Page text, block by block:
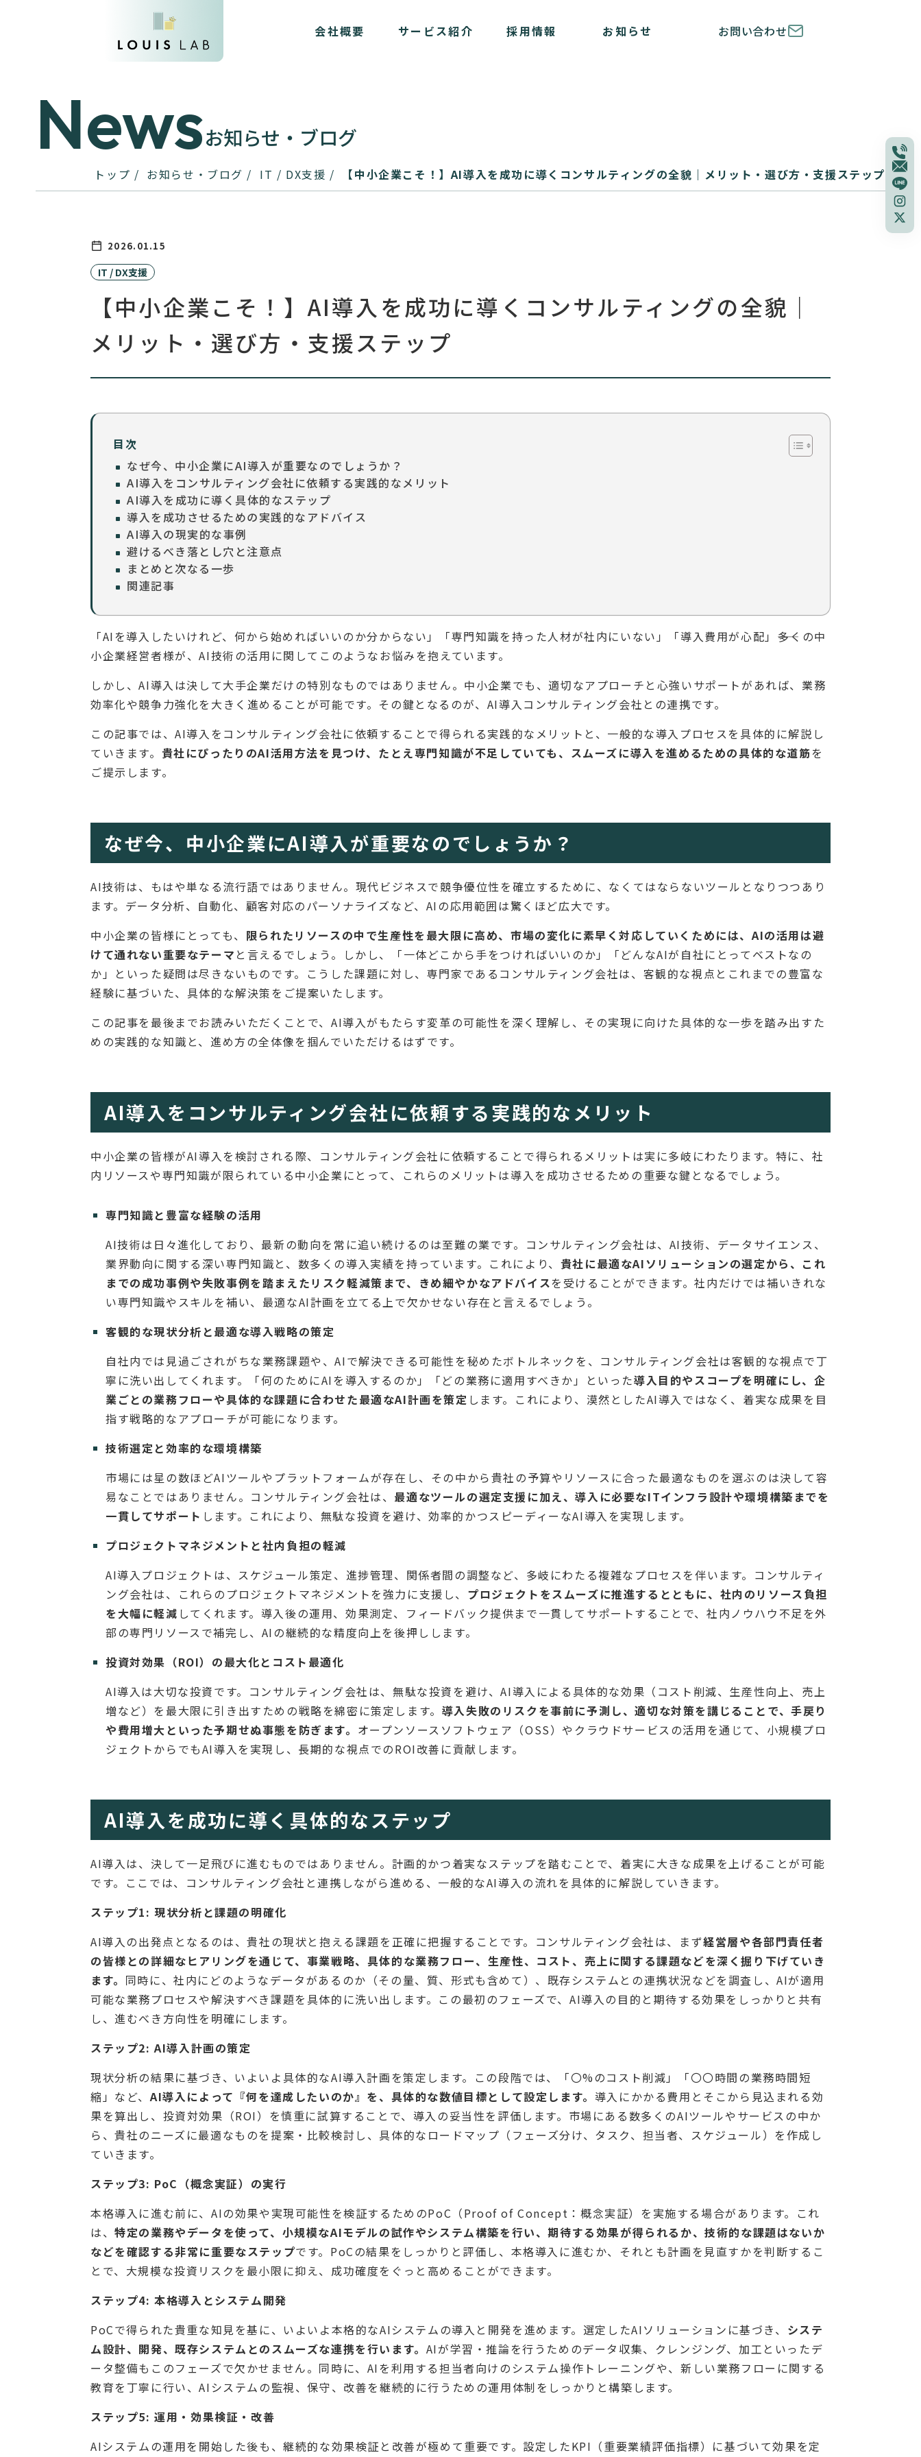
会社概要 サービス紹介 採用情報 お知らせ お問い合わせ
Newsお知らせ・ブログ
トップ お知らせ・ブログ IT / DX支援 【中小企業こそ！】AI導入を成功に導くコンサルティングの全貌｜メリット・選び方・支援ステップ
2026.01.15
IT / DX支援
【中小企業こそ！】AI導入を成功に導くコンサルティングの全貌｜
メリット・選び方・支援ステップ
目次
なぜ今、中小企業にAI導入が重要なのでしょうか？
AI導入をコンサルティング会社に依頼する実践的なメリット
AI導入を成功に導く具体的なステップ
導入を成功させるための実践的なアドバイス
AI導入の現実的な事例
避けるべき落とし穴と注意点
まとめと次なる一歩
関連記事
「AIを導入したいけれど、何から始めればいいのか分からない」「専門知識を持った人材が社内にいない」「導入費用が心配」――多くの中
小企業経営者様が、AI技術の活用に関してこのようなお悩みを抱えています。
しかし、AI導入は決して大手企業だけの特別なものではありません。中小企業でも、適切なアプローチと心強いサポートがあれば、業務
効率化や競争力強化を大きく進めることが可能です。その鍵となるのが、AI導入コンサルティング会社との連携です。
この記事では、AI導入をコンサルティング会社に依頼することで得られる実践的なメリットと、一般的な導入プロセスを具体的に解説し
ていきます。 貴社にぴったりのAI活用方法を見つけ、たとえ専門知識が不足していても、スムーズに導入を進めるための具体的な道筋を
ご提示します。
なぜ今、中小企業にAI導入が重要なのでしょうか？
AI技術は、もはや単なる流行語ではありません。現代ビジネスで競争優位性を確立するために、なくてはならないツールとなりつつあり
ます。データ分析、自動化、顧客対応のパーソナライズなど、AIの応用範囲は驚くほど広大です。
中小企業の皆様にとっても、 限られたリソースの中で生産性を最大限に高め、市場の変化に素早く対応していくためには、AIの活用は避
けて通れない重要なテーマ と言えるでしょう。しかし、「一体どこから手をつければいいのか」「どんなAIが自社にとってベストなの
か」といった疑問は尽きないものです。こうした課題に対し、専門家であるコンサルティング会社は、客観的な視点とこれまでの豊富な
経験に基づいた、具体的な解決策をご提案いたします。
この記事を最後までお読みいただくことで、AI導入がもたらす変革の可能性を深く理解し、その実現に向けた具体的な一歩を踏み出すた
めの実践的な知識と、進め方の全体像を掴んでいただけるはずです。
AI導入をコンサルティング会社に依頼する実践的なメリット
中小企業の皆様がAI導入を検討される際、コンサルティング会社に依頼することで得られるメリットは実に多岐にわたります。特に、社
内リソースや専門知識が限られている中小企業にとって、これらのメリットは導入を成功させるための重要な鍵となるでしょう。
専門知識と豊富な経験の活用
AI技術は日々進化しており、最新の動向を常に追い続けるのは至難の業です。コンサルティング会社は、AI技術、データサイエンス、
業界動向に関する深い専門知識と、数多くの導入実績を持っています。これにより、 貴社に最適なAIソリューションの選定から、これ
までの成功事例や失敗事例を踏まえたリスク軽減策まで、きめ細やかなアドバイスを受けることができます。社内だけでは補いきれな
い専門知識やスキルを補い、最適なAI計画を立てる上で欠かせない存在と言えるでしょう。
客観的な現状分析と最適な導入戦略の策定
自社内では見過ごされがちな業務課題や、AIで解決できる可能性を秘めたボトルネックを、コンサルティング会社は客観的な視点で丁
寧に洗い出してくれます。「何のためにAIを導入するのか」「どの業務に適用すべきか」といった導入目的やスコープを明確にし、企
業ごとの業務フローや具体的な課題に合わせた最適なAI計画を策定 します。これにより、漠然としたAI導入ではなく、着実な成果を目
指す戦略的なアプローチが可能になります。
技術選定と効率的な環境構築
市場には星の数ほどAIツールやプラットフォームが存在し、その中から貴社の予算やリソースに合った最適なものを選ぶのは決して容
易なことではありません。コンサルティング会社は、 最適なツールの選定支援に加え、導入に必要なITインフラ設計や環境構築までを
一貫してサポート します。これにより、無駄な投資を避け、効率的かつスピーディーなAI導入を実現します。
プロジェクトマネジメントと社内負担の軽減
AI導入プロジェクトは、スケジュール策定、進捗管理、関係者間の調整など、多岐にわたる複雑なプロセスを伴います。コンサルティ
ング会社は、これらのプロジェクトマネジメントを強力に支援し、 プロジェクトをスムーズに推進するとともに、社内のリソース負担
を大幅に軽減 してくれます。導入後の運用、効果測定、フィードバック提供まで一貫してサポートすることで、社内ノウハウ不足を外
部の専門リソースで補完し、AIの継続的な精度向上を後押しします。
投資対効果（ROI）の最大化とコスト最適化
AI導入は大切な投資です。コンサルティング会社は、無駄な投資を避け、AI導入による具体的な効果（コスト削減、生産性向上、売上
増など）を最大限に引き出すための戦略を綿密に策定します。 導入失敗のリスクを事前に予測し、適切な対策を講じることで、手戻り
や費用増大といった予期せぬ事態を防ぎます。 オープンソースソフトウェア（OSS）やクラウドサービスの活用を通じて、小規模プロ
ジェクトからでもAI導入を実現し、長期的な視点でのROI改善に貢献します。
AI導入を成功に導く具体的なステップ
AI導入は、決して一足飛びに進むものではありません。計画的かつ着実なステップを踏むことで、着実に大きな成果を上げることが可能
です。ここでは、コンサルティング会社と連携しながら進める、一般的なAI導入の流れを具体的に解説していきます。
ステップ1: 現状分析と課題の明確化
AI導入の出発点となるのは、貴社の現状と抱える課題を正確に把握することです。コンサルティング会社は、まず経営層や各部門責任者
の皆様との詳細なヒアリングを通じて、事業戦略、具体的な業務フロー、生産性、コスト、売上に関する課題などを深く掘り下げていき
ます。 同時に、社内にどのようなデータがあるのか（その量、質、形式も含めて）、既存システムとの連携状況などを調査し、AIが適用
可能な業務プロセスや解決すべき課題を具体的に洗い出します。この最初のフェーズで、AI導入の目的と期待する効果をしっかりと共有
し、進むべき方向性を明確にします。
ステップ2: AI導入計画の策定
現状分析の結果に基づき、いよいよ具体的なAI導入計画を策定します。この段階では、「〇%のコスト削減」「〇〇時間の業務時間短
縮」など、AI導入によって『何を達成したいのか』を、具体的な数値目標として設定します。 導入にかかる費用とそこから見込まれる効
果を算出し、投資対効果（ROI）を慎重に試算することで、導入の妥当性を評価します。市場にある数多くのAIツールやサービスの中か
ら、貴社のニーズに最適なものを提案・比較検討し、具体的なロードマップ（フェーズ分け、タスク、担当者、スケジュール）を作成し
ていきます。
ステップ3: PoC（概念実証）の実行
本格導入に進む前に、AIの効果や実現可能性を検証するためのPoC（Proof of Concept：概念実証）を実施する場合があります。これ
は、特定の業務やデータを使って、小規模なAIモデルの試作やシステム構築を行い、期待する効果が得られるか、技術的な課題はないか
などを確認する非常に重要なステップです。PoCの結果をしっかりと評価し、本格導入に進むか、それとも計画を見直すかを判断するこ
とで、大規模な投資リスクを最小限に抑え、成功確度をぐっと高めることができます。
ステップ4: 本格導入とシステム開発
PoCで得られた貴重な知見を基に、いよいよ本格的なAIシステムの導入と開発を進めます。選定したAIソリューションに基づき、 システ
ム設計、開発、既存システムとのスムーズな連携を行います。 AIが学習・推論を行うためのデータ収集、クレンジング、加工といったデ
ータ整備もこのフェーズで欠かせません。同時に、AIを利用する担当者向けのシステム操作トレーニングや、新しい業務フローに関する
教育を丁寧に行い、AIシステムの監視、保守、改善を継続的に行うための運用体制をしっかりと構築します。
ステップ5: 運用・効果検証・改善
AIシステムの運用を開始した後も、継続的な効果検証と改善が極めて重要です。設定したKPI（重要業績評価指標）に基づいて効果を定